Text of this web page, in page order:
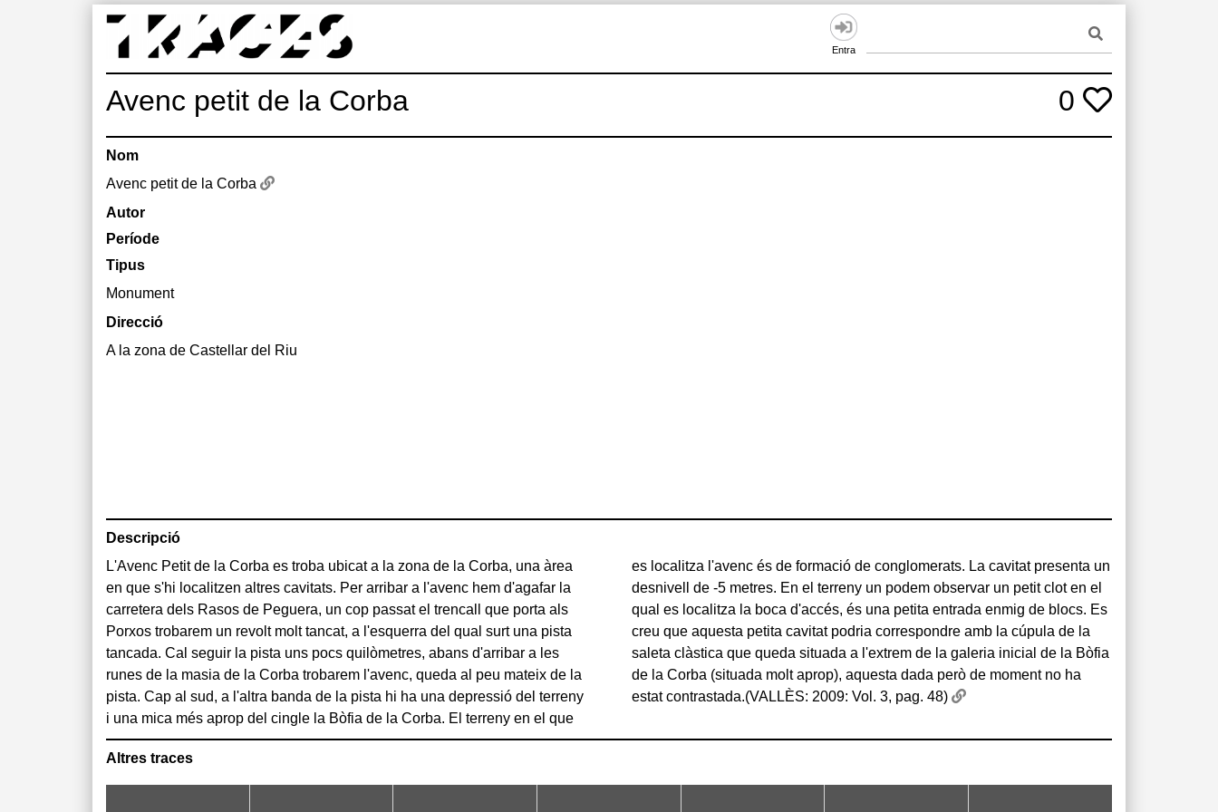
Skip
content
Traces
Un mapa de la memòria obert a tothom
Entra
Avenc petit de la Corba 0
Nom
Avenc petit de la Corba
Autor
Període
Tipus
Monument
Direcció
A la zona de Castellar del Riu
Descripció
L'Avenc Petit de la Corba es troba ubicat a la zona de la Corba, una àrea
en que s'hi localitzen altres cavitats. Per arribar a l'avenc hem d'agafar la
carretera dels Rasos de Peguera, un cop passat el trencall que porta als
Porxos trobarem un revolt molt tancat, a l'esquerra del qual surt una pista
tancada. Cal seguir la pista uns pocs quilòmetres, abans d'arribar a les
runes de la masia de la Corba trobarem l'avenc, queda al peu mateix de la
pista. Cap al sud, a l'altra banda de la pista hi ha una depressió del terreny
i una mica més aprop del cingle la Bòfia de la Corba. El terreny en el que
es localitza l'avenc és de formació de conglomerats. La cavitat presenta un
desnivell de -5 metres. En el terreny un podem observar un petit clot en el
qual es localitza la boca d'accés, és una petita entrada enmig de blocs. Es
creu que aquesta petita cavitat podria correspondre amb la cúpula de la
saleta clàstica que queda situada a l'extrem de la galeria inicial de la Bòfia
de la Corba (situada molt aprop), aquesta dada però de moment no ha
estat contrastada.(VALLÈS: 2009: Vol. 3, pag. 48)
Altres traces